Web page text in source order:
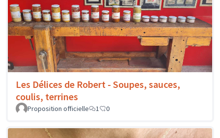
Les Délices de Robert - Soupes, sauces,
coulis, terrines
Proposition officielle 1 0